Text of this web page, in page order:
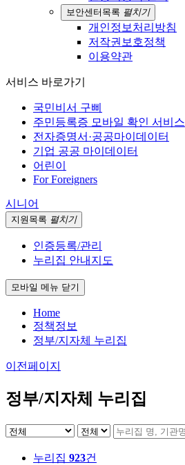
보안센터 목록 펼치기
개인정보처리방침
저작권보호정책
이용약관
서비스 바로가기
국민비서 구삐
주민등록증 모바일 확인 서비스
전자증명서·공공마이데이터
기업 공공 마이데이터
어린이
For Foreigners
시니어
지원 목록 펼치기
인증등록/관리
누리집 안내지도
모바일 메뉴 닫기
Home
정책정보
정부/지자체 누리집
이전페이지
정부/지자체 누리집
누리집 923건